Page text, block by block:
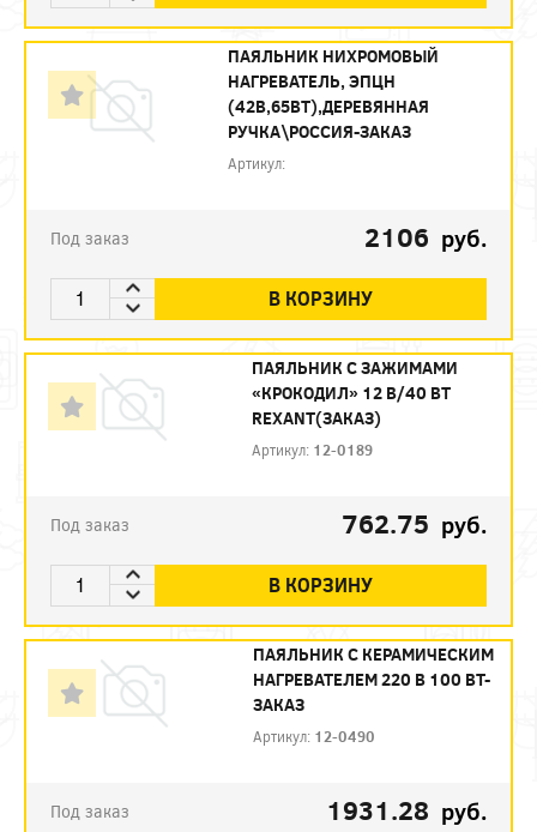
ПАЯЛЬНИК НИХРОМОВЫЙ
НАГРЕВАТЕЛЬ, ЭПЦН
(42В,65ВТ),ДЕРЕВЯННАЯ
РУЧКА\РОССИЯ-ЗАКАЗ
Артикул:
Под заказ 2106 руб.
В КОРЗИНУ
ПАЯЛЬНИК С ЗАЖИМАМИ
«КРОКОДИЛ» 12 В/40 ВТ
REXANT(ЗАКАЗ)
Артикул: 12-0189
Под заказ 762.75 руб.
В КОРЗИНУ
ПАЯЛЬНИК С КЕРАМИЧЕСКИМ
НАГРЕВАТЕЛЕМ 220 В 100 ВТ-
ЗАКАЗ
Артикул: 12-0490
Под заказ 1931.28 руб.